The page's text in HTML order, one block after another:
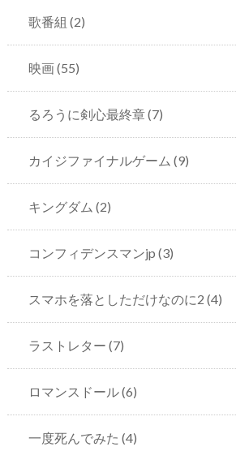
歌番組 (2)
映画(55)
るろうに剣心最終章(7)
カイジファイナルゲーム (9)
キングダム (2)
コンフィデンスマンjp (3)
スマホを落としただけなのに2 (4)
ラストレター (7)
ロマンスドール(6)
一度死んでみた (4)